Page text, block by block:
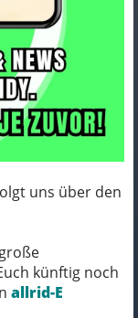
uns über den
künftig noch
allrid-E
black -